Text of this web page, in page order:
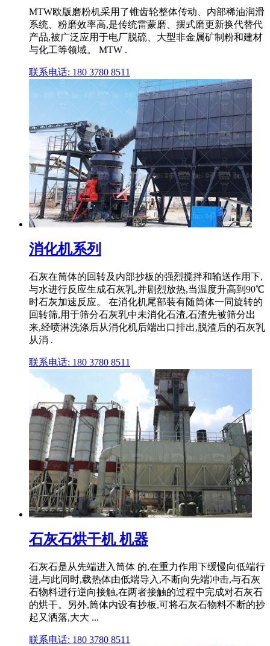
MTW欧版磨粉机采用了锥齿轮整体传动、内部稀油润滑
系统、粉磨效率高,是传统雷蒙磨、摆式磨更新换代替代
产品,被广泛应用于电厂脱硫、大型非金属矿制粉和建材
与化工等领域。 MTW .
联系电话: 180 3780 8511
消化机系列
石灰在筒体的回转及内部抄板的强烈搅拌和输送作用下,
与水进行反应生成石灰乳,并剧烈放热,当温度升高到90℃
时石灰加速反应。 在消化机尾部装有随筒体一同旋转的
回转筛,用于筛分石灰乳中未消化石渣,石渣先被筛分出
来,经喷淋洗涤后从消化机后端出口排出,脱渣后的石灰乳
从消 .
联系电话: 180 3780 8511
石灰石烘干机 机器
石灰石是从先端进入筒体 的,在重力作用下缓慢向低端行
进,与此同时,载热体由低端导入,不断向先端冲击,与石灰
石物料进行逆向接触,在两者接触的过程中完成对石灰石
的烘干。另外,筒体内设有抄板,可将石灰石物料不断的抄
起又洒落,大大 ...
联系电话: 180 3780 8511